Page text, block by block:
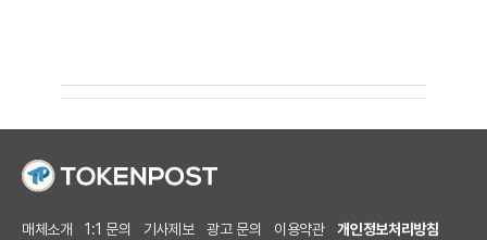
매체소개 1:1 문의 기사제보 광고 문의 이용약관
개인정보처리방침